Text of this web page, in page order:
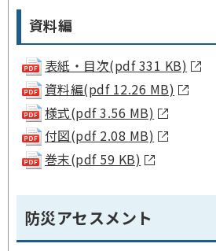
資料編
表紙・目次(pdf 331 KB)
資料編(pdf 12.26 MB)
様式(pdf 3.56 MB)
付図(pdf 2.08 MB)
巻末(pdf 59 KB)
防災アセスメント